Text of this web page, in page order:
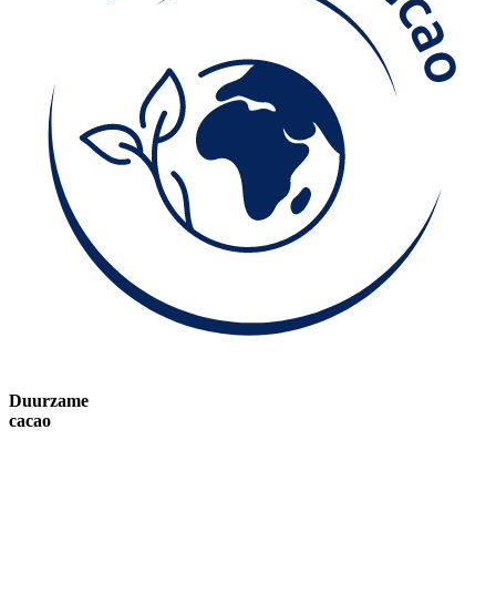
Duurzame
cacao